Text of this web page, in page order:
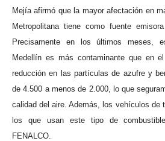
Mejía afirmó que la mayor afectación en
Metropolitana tiene como fuente
Precisamente en los últimos meses,
Medellín es más contaminante que en
reducción en las partículas de azufre y
de 4.500 a menos de 2.000, lo que
calidad del aire. Además, los vehículos de
los que usan este tipo de
FENALCO.